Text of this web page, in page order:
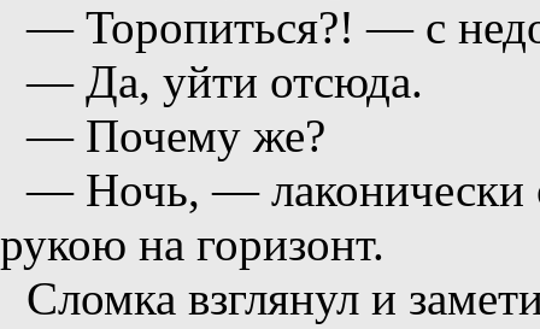
— Торопиться?! — с
— Да, уйти отсюда.
— Почему же?
— Ночь, — лаконически
рукою на горизонт.
Сломка взглянул и